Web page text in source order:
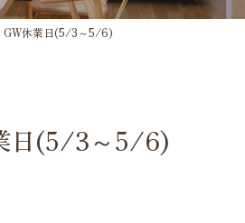
GW休業日(5/3～5/6)
日(5/3～5/6)